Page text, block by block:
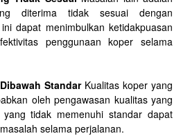
diterima tidak sesuai dengan
dapat menimbulkan ketidakpuasan
penggunaan koper selama
StandarKualitas koper yang
oleh pengawasan kualitas yang
tidak memenuhi standar dapat
selama perjalanan.